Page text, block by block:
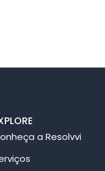
a Resolvvi